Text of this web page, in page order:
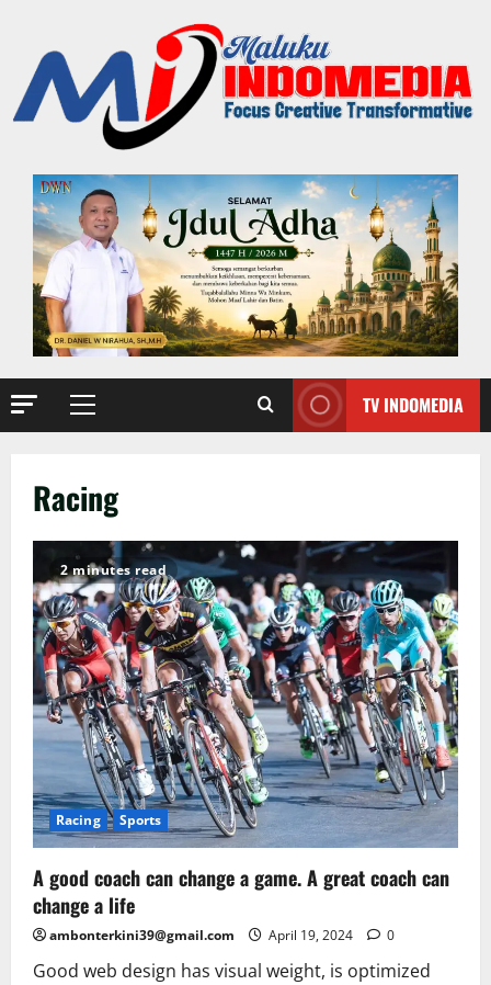
TV INDOMEDIA
Racing
2 minutes read
Racing Sports
A good coach can change a game. A great coach can
change a life
ambonterkini39@gmail.com April 19, 2024 0
Good web design has visual weight, is optimized